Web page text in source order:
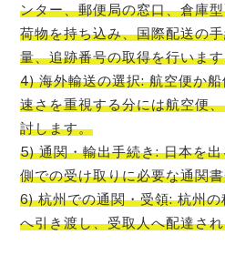
ンター、郵便局の窓口、倉庫
荷物を持ち込み、国際配送の
量、追跡番号の取得を行いま
4) 海外輸送の選択: 航空便か
速さを重視する分には航空便
討します。
5) 通関・輸出手続き: 日本を
側での受け取りに必要な通関
6) 杭州での通関・受領: 杭州
へ引き渡し、受取人へ配達さ